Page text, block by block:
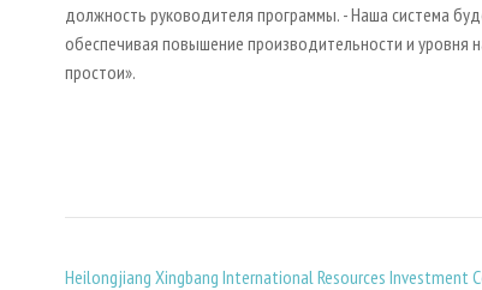
должность руководителя программы. - Наша система
обеспечивая повышение производительности и уровня
простои».
Heilongjiang Xingbang International Resources Investment